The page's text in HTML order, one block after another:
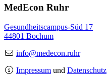
MedEcon Ruhr
Gesundheitscampus-Süd 17
44801 Bochum
info@medecon.ruhr
Impressum und Datenschutz